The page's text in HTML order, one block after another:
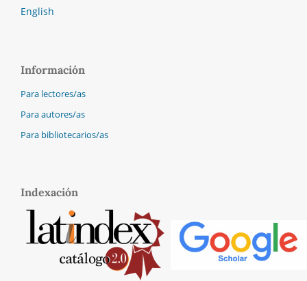
English
Información
Para lectores/as
Para autores/as
Para bibliotecarios/as
Indexación